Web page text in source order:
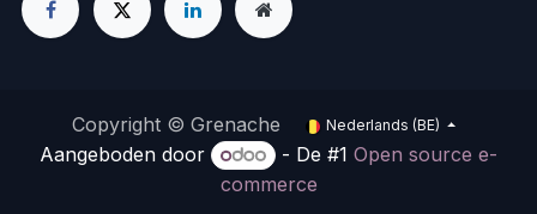
Copyright © Grenache Nederlands (BE)
Aangeboden door - De #1Open source e-
commerce